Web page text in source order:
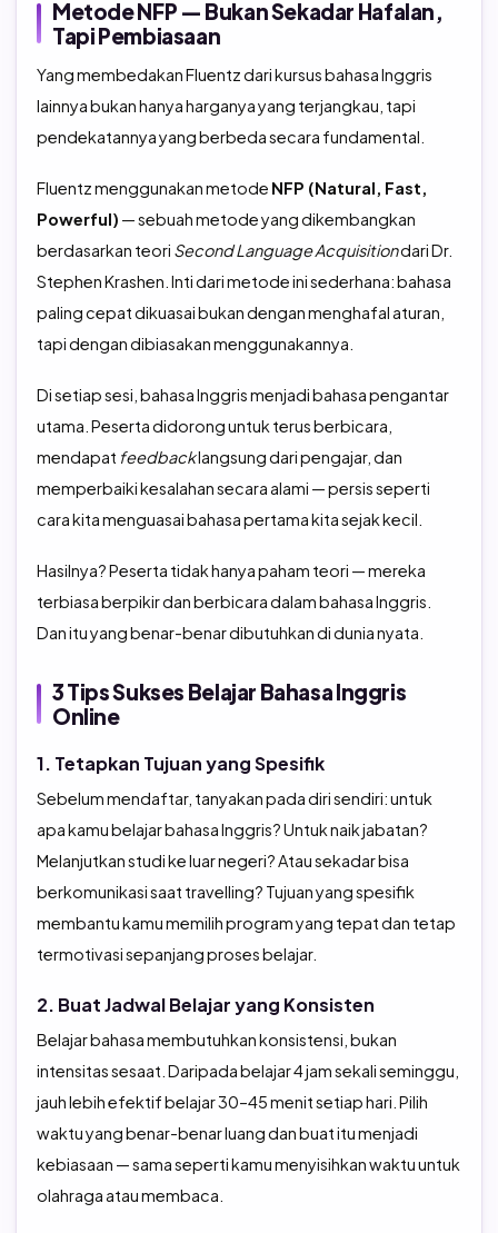
Metode NFP — Bukan Sekadar Hafalan,
Tapi Pembiasaan
Yang membedakan Fluentz dari kursus bahasa Inggris
lainnya bukan hanya harganya yang terjangkau, tapi
pendekatannya yang berbeda secara fundamental.
Fluentz menggunakan metode NFP (Natural, Fast,
Powerful) — sebuah metode yang dikembangkan
berdasarkan teori Second Language Acquisitiondari Dr.
Stephen Krashen. Inti dari metode ini sederhana: bahasa
paling cepat dikuasai bukan dengan menghafal aturan,
tapi dengan dibiasakan menggunakannya.
Di setiap sesi, bahasa Inggris menjadi bahasa pengantar
utama. Peserta didorong untuk terus berbicara,
mendapat feedbacklangsung dari pengajar, dan
memperbaiki kesalahan secara alami — persis seperti
cara kita menguasai bahasa pertama kita sejak kecil.
Hasilnya? Peserta tidak hanya paham teori — mereka
terbiasa berpikir dan berbicara dalam bahasa Inggris.
Dan itu yang benar-benar dibutuhkan di dunia nyata.
3 Tips Sukses Belajar Bahasa Inggris
Online
1. Tetapkan Tujuan yang Spesifik
Sebelum mendaftar, tanyakan pada diri sendiri: untuk
apa kamu belajar bahasa Inggris? Untuk naik jabatan?
Melanjutkan studi ke luar negeri? Atau sekadar bisa
berkomunikasi saat travelling? Tujuan yang spesifik
membantu kamu memilih program yang tepat dan tetap
termotivasi sepanjang proses belajar.
2. Buat Jadwal Belajar yang Konsisten
Belajar bahasa membutuhkan konsistensi, bukan
intensitas sesaat. Daripada belajar 4 jam sekali seminggu,
jauh lebih efektif belajar 30–45 menit setiap hari. Pilih
waktu yang benar-benar luang dan buat itu menjadi
kebiasaan — sama seperti kamu menyisihkan waktu untuk
olahraga atau membaca.